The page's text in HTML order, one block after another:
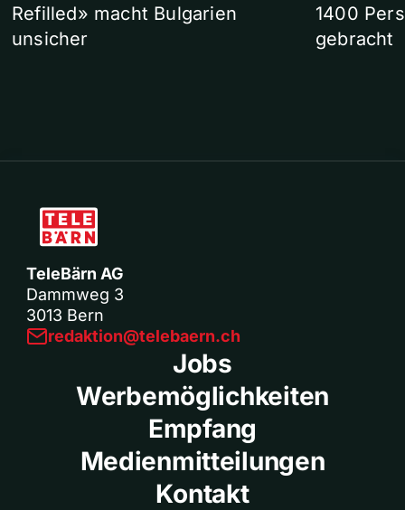
Refilled» macht Bulgarien
unsicher
1400
gebracht
TeleBärn AG
Dammweg 3
3013 Bern
redaktion@telebaern.ch
Jobs
Werbemöglichkeiten
Empfang
Medienmitteilungen
Kontakt